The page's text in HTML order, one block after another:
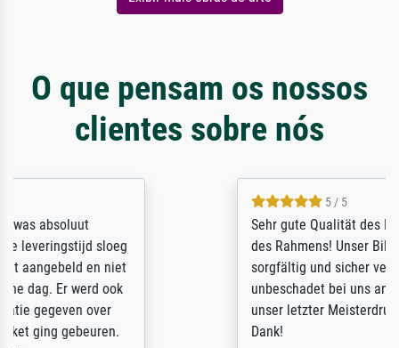
O que pensam os nossos
clientes sobre nós
Sehr gute Qualität des Leinwanddrucks und
des Rahmens! Unser Bild wurde sehr
sorgfältig und sicher verpackt, so dass es
unbeschadet bei uns ankam. Es wird nicht
unser letzter Meisterdruck sein. Vielen
Dank!